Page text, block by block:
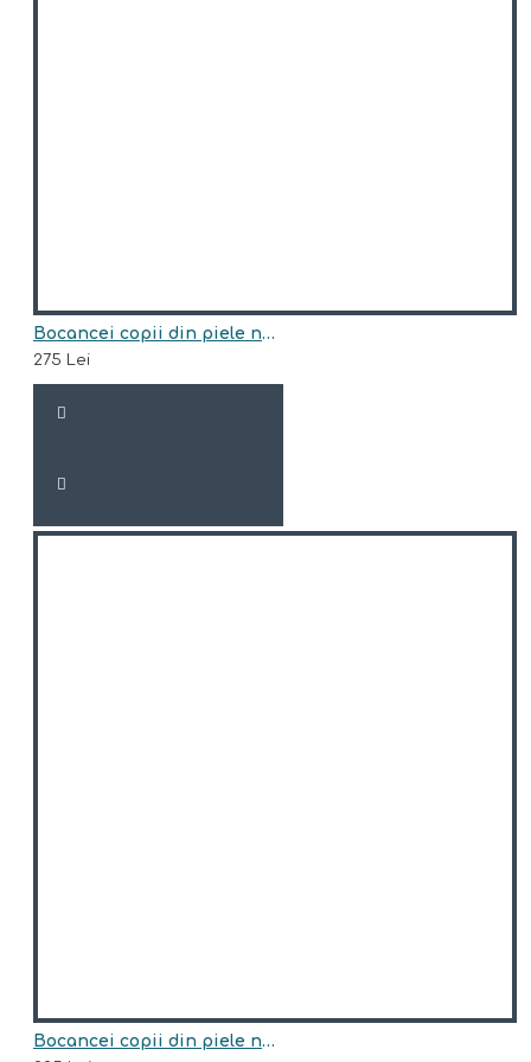
Bocancei copii din piele naturala model HUNTER
275 Lei
Bocancei copii din piele naturala model HUNTER-BLU